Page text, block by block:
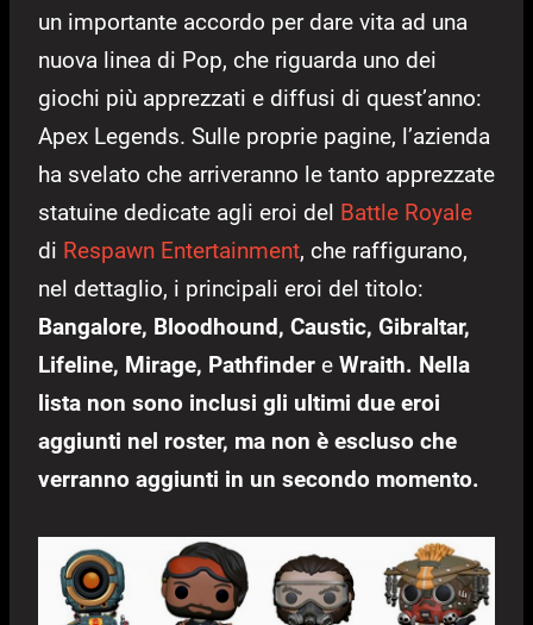
un importante accordo per dare vita ad una
nuova linea di Pop, che riguarda uno dei
giochi più apprezzati e diffusi di quest’anno:
Apex Legends. Sulle proprie pagine, l’azienda
ha svelato che arriveranno le tanto apprezzate
statuine dedicate agli eroi del Battle Royale
di Respawn Entertainment, che raffigurano,
nel dettaglio, i principali eroi del titolo:
Bangalore, Bloodhound, Caustic, Gibraltar,
Lifeline, Mirage, Pathfinder e Wraith. Nella
lista non sono inclusi gli ultimi due eroi
aggiunti nel roster, ma non è escluso che
verranno aggiunti in un secondo momento.